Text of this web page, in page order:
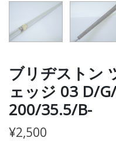
ブリヂストン
ェッジ 03 D/
200/35.5/B-
¥2,500